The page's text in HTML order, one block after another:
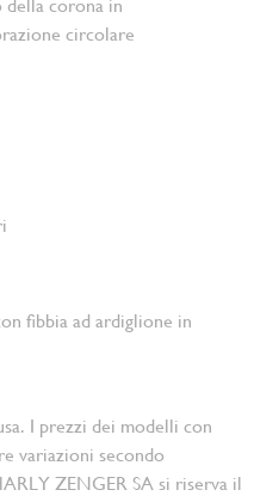
corona in
circolare
fibbia ad ardiglione in
I prezzi dei modelli con
variazioni secondo
ZENGER SA si riserva il